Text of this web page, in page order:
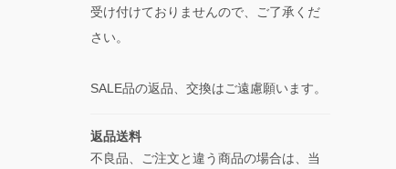
受け付けておりませんので、ご了承くだ
さい。
SALE品の返品、交換はご遠慮願います。
返品送料
不良品、ご注文と違う商品の場合は、当